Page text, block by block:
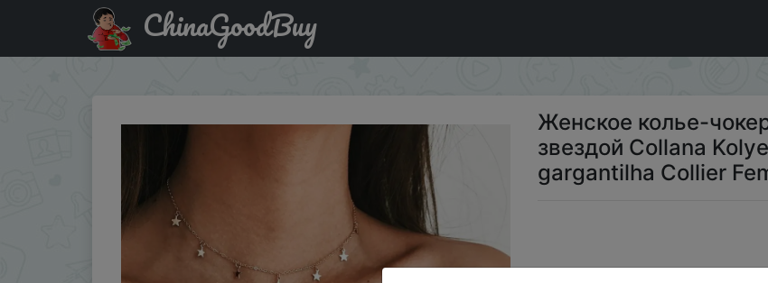
Знижка на Женское колье-чокер золотого цвета с цепочкой и звездой Collana Kolye Bijoux Collares
ChinaGoodBuy
Женское колье-
звездой Collana
gargantilha Collier